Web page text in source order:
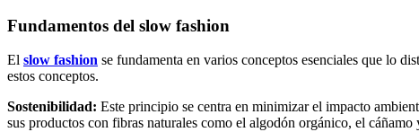
Fundamentos del slow fashion
El slow fashion se fundamenta en varios conceptos esenciales que lo
estos conceptos.
Sostenibilidad: Este principio se centra en minimizar el impacto
sus productos con fibras naturales como el algodón orgánico, el